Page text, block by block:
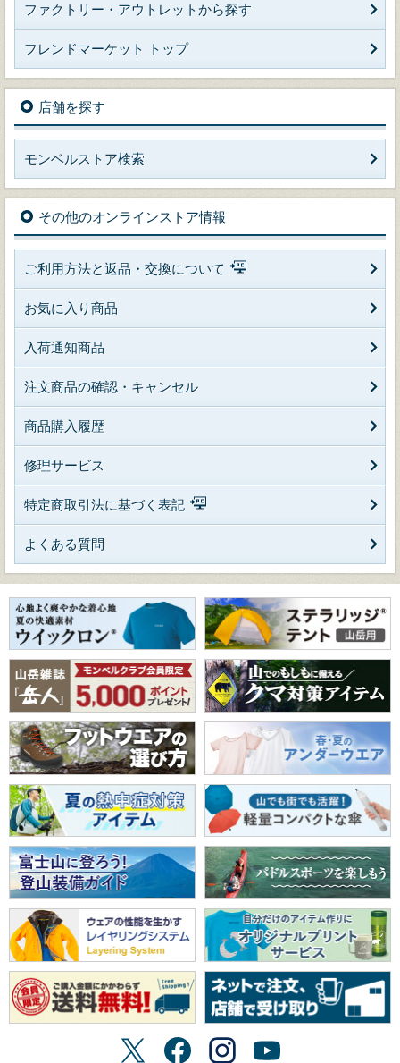
ファクトリー・アウトレットから探す
フレンドマーケット トップ
店舗を探す
モンベルストア検索
その他のオンラインストア情報
ご利用方法と返品・交換について
お気に入り商品
入荷通知商品
注文商品の確認・キャンセル
商品購入履歴
修理サービス
特定商取引法に基づく表記
よくある質問